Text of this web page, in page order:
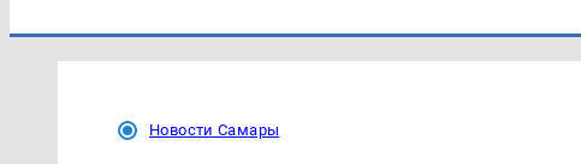
Новости Самары